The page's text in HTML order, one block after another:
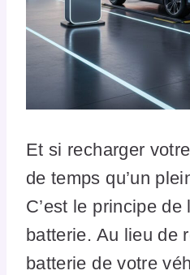
Et si recharger
de temps qu’un
C’est le principe de
batterie. Au lieu de
batterie de votre